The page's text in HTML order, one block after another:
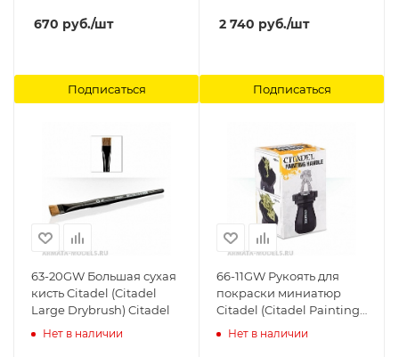
670 руб./шт
Подписаться
2 740 руб./шт
Подписаться
63-20GW Большая сухая
кисть Citadel (Citadel
Large Drybrush) Citadel
Нет в наличии
66-11GW Рукоять для
покраски миниатюр
Citadel (Citadel Painting
Handle) Citadel
Нет в наличии